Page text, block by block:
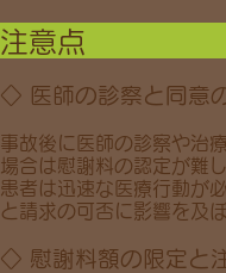
注意点
◇ 医師の診察と同意
事故後に医師の診察や治療
場合は慰謝料の認定が難し
患者は迅速な医療行動が
と請求の可否に影響を及
◇ 慰謝料額の限定と